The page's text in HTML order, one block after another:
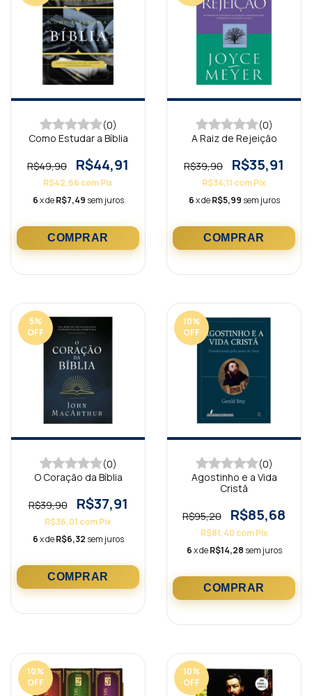
(0)
Como Estudar a Bíblia
R$49,90 R$44,91
R$42,66 comPix
6x deR$7,49 sem juros
(0)
A Raiz de Rejeição
R$39,90 R$35,91
R$34,11 comPix
6x deR$5,99 sem juros
5%
OFF
(0)
O Coração da Bíblia
R$39,90 R$37,91
R$36,01 comPix
6x deR$6,32 sem juros
10%
OFF
(0)
Agostinho e a Vida
Cristã
R$95,20 R$85,68
R$81,40 com Pix
6x deR$14,28 sem juros
10%
OFF
10%
OFF